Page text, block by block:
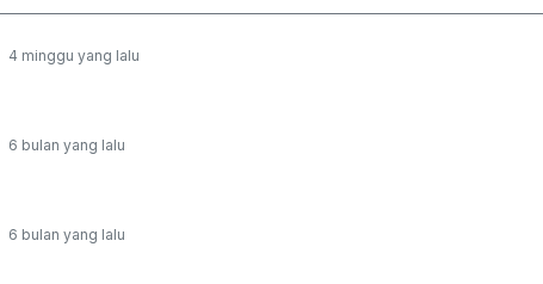
4 minggu yang lalu
6 bulan yang lalu
6 bulan yang lalu